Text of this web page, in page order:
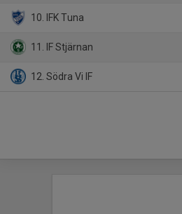
10. IFK Tuna
11. IF Stjärnan
12. Södra Vi IF